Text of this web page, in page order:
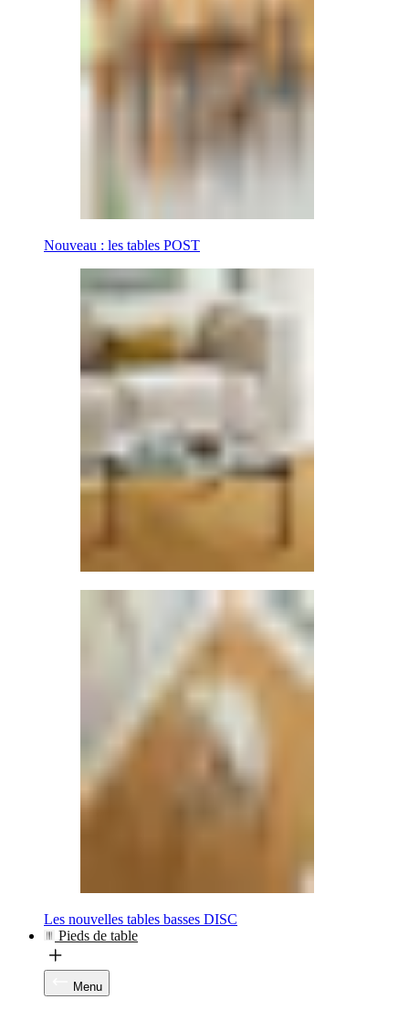
Nouveau : les tables POST
Les nouvelles tables basses DISC
Pieds de table
Menu